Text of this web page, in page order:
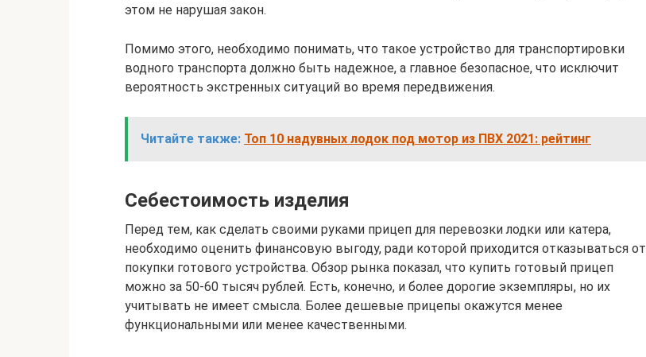
этом не нарушая закон.
Помимо этого, необходимо понимать, что такое устройство для транспортировки
водного транспорта должно быть надежное, а главное безопасное, что исключит
вероятность экстренных ситуаций во время передвижения.
Читайте также: Топ 10 надувных лодок под мотор из ПВХ 2021: рейтинг
Себестоимость изделия
Перед тем, как сделать своими руками прицеп для перевозки лодки или катера,
необходимо оценить финансовую выгоду, ради которой приходится отказываться от
покупки готового устройства. Обзор рынка показал, что купить готовый прицеп
можно за 50-60 тысяч рублей. Есть, конечно, и более дорогие экземпляры, но их
учитывать не имеет смысла. Более дешевые прицепы окажутся менее
функциональными или менее качественными.